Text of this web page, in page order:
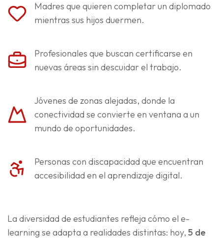
Madres que quieren completar un diplomado
mientras sus hijos duermen.
Profesionales que buscan certificarse en
nuevas áreas sin descuidar el trabajo.
Jóvenes de zonas alejadas, donde la
conectividad se convierte en ventana a un
mundo de oportunidades.
Personas con discapacidad que encuentran
accesibilidad en el aprendizaje digital.
La diversidad de estudiantes refleja cómo el e-
learning se adapta a realidades distintas: hoy, 5 de